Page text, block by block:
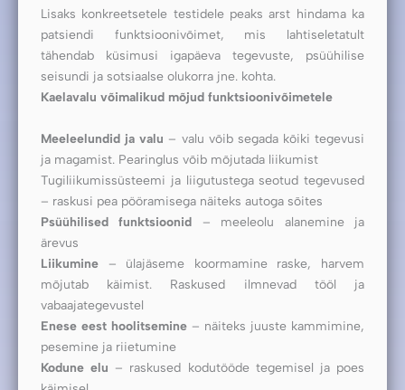
Lisaks konkreetsetele testidele peaks arst hindama ka
patsiendi funktsioonivõimet, mis lahtiseletatult
tähendab küsimusi igapäeva tegevuste, psüühilise
seisundi ja sotsiaalse olukorra jne. kohta.
Kaelavalu võimalikud mõjud funktsioonivõimetele
Meeleelundid ja valu – valu võib segada kõiki tegevusi
ja magamist. Pearinglus võib mõjutada liikumist
Tugiliikumissüsteemi ja liigutustega seotud tegevused
– raskusi pea pööramisega näiteks autoga sõites
Psüühilised funktsioonid – meeleolu alanemine ja
ärevus
Liikumine – ülajäseme koormamine raske, harvem
mõjutab käimist. Raskused ilmnevad tööl ja
vabaajategevustel
Enese eest hoolitsemine – näiteks juuste kammimine,
pesemine ja riietumine
Kodune elu – raskused kodutööde tegemisel ja poes